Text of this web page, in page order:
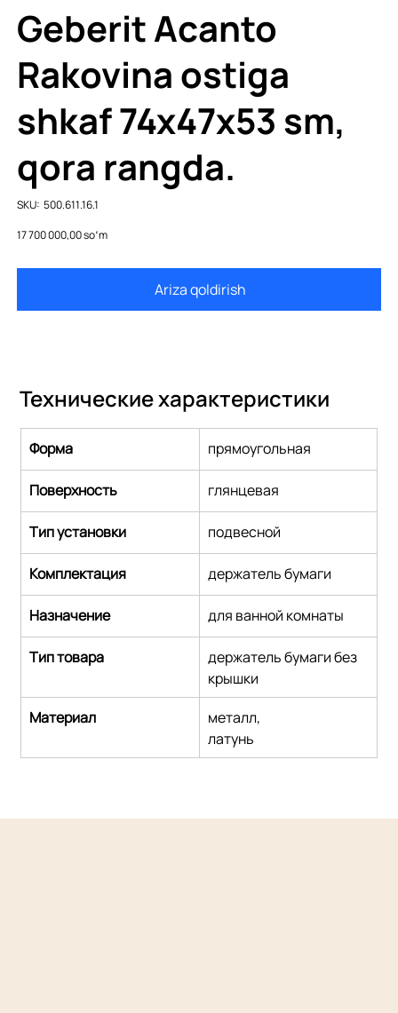
Geberit Acanto
Rakovina ostiga
shkaf 74x47x53 sm,
qora rangda.
SKU: SKU
500.611.16.1
500.611.16.1
Price
17 700 000,00 soʻm
Ariza qoldirish
Технические характеристики
Форма прямоугольная
Поверхность глянцевая
Тип установки подвесной
Комплектация держатель бумаги
Назначение для ванной комнаты
Тип товара
держатель бумаги без
крышки
Материал
металл,
латунь